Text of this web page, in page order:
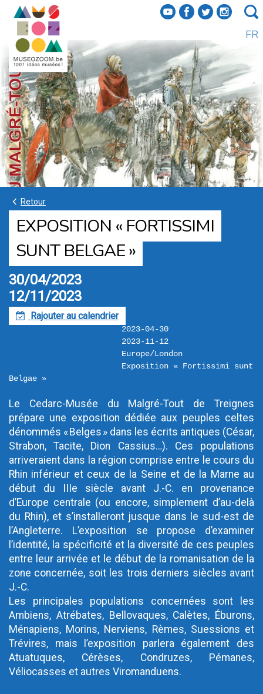
f a b e
FR
k Retour
EXPOSITION « FORTISSIMI
SUNT BELGAE »
30/04/2023
12/11/2023
F Rajouter au calendrier
2023-04-30
2023-11-12
Europe/London
Exposition « Fortissimi sunt
Belgae »
Le Cedarc-Musée du Malgré-Tout de Treignes
prépare une exposition dédiée aux peuples celtes
dénommés « Belges » dans les écrits antiques (César,
Strabon, Tacite, Dion Cassius…). Ces populations
arriveraient dans la région comprise entre le cours du
Rhin inférieur et ceux de la Seine et de la Marne au
début du IIIe siècle avant J.-C. en provenance
d’Europe centrale (ou encore, simplement d’au-delà
du Rhin), et s’installeront jusque dans le sud-est de
l’Angleterre. L’exposition se propose d’examiner
l’identité, la spécificité et la diversité de ces peuples
entre leur arrivée et le début de la romanisation de la
zone concernée, soit les trois derniers siècles avant
J.-C.
Les principales populations concernées sont les
Ambiens, Atrébates, Bellovaques, Calètes, Éburons,
Ménapiens, Morins, Nerviens, Rèmes, Suessions et
Trévires, mais l’exposition parlera également des
Atuatuques, Cérèses, Condruzes, Pémanes,
Véliocasses et autres Viromanduens.